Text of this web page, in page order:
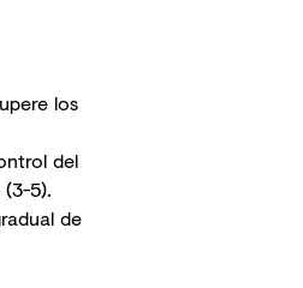
los
del
5).
de